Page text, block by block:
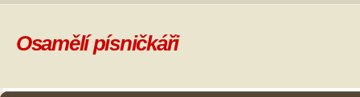
Osamělí písničkáři